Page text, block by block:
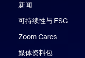
新闻
可持续性与 ESG
Zoom Cares
媒体资料包